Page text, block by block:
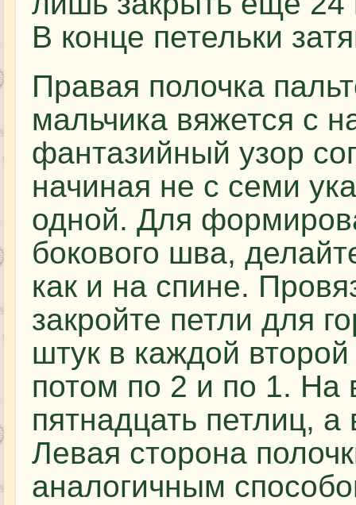
В конце петельки
Правая полочка
мальчика вяжется с
фантазийный узор
начиная не с семи
одной. Для
бокового шва,
как и на спине.
закройте петли для
штук в каждой
потом по 2 и по 1. На
пятнадцать петлиц, а
Левая сторона
аналогичным